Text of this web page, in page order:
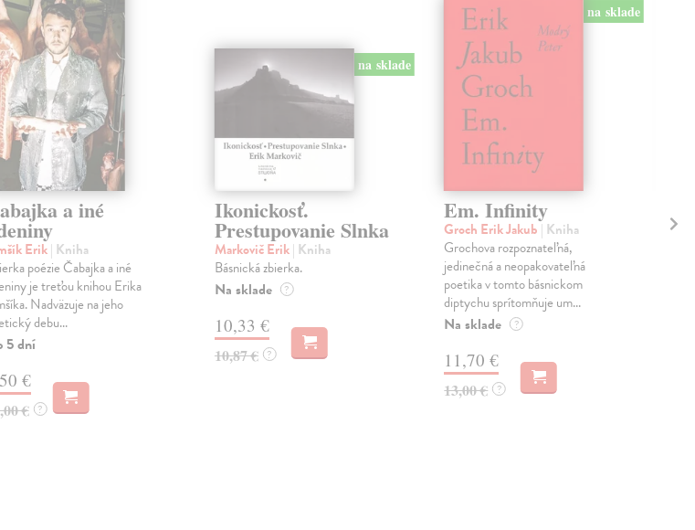
a iné
Erik| Kniha
poézie Čabajka a iné
je treťou knihou Erika
Nadväzuje na jeho
debu...
5 dní
€
€ ?
na sklade
Ikonickosť.
Prestupovanie Slnka
Markovič Erik| Kniha
Básnická zbierka.
Na sklade ?
10,33 €
10,87 € ?
na sklade
Em. Infinity
Groch Erik Jakub | Kniha
Grochova rozpoznateľná,
jedinečná a neopakovateľná
poetika v tomto básnickom
diptychu sprítomňuje um...
Na sklade ?
11,70 €
13,00 € ?